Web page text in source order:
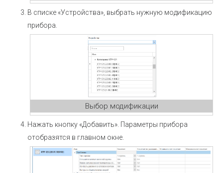
В списке «Устройства», выбрать нужную модификацию
прибора.
Выбор модификации
Нажать кнопку «Добавить». Параметры прибора
отобразятся в главном окне.